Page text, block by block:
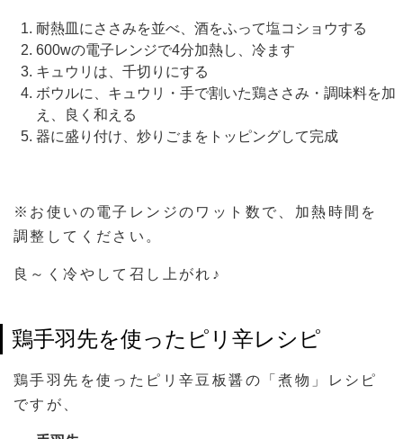
耐熱皿にささみを並べ、酒をふって塩コショウする
600wの電子レンジで4分加熱し、冷ます
キュウリは、千切りにする
ボウルに、キュウリ・手で割いた鶏ささみ・調味料を加
え、良く和える
器に盛り付け、炒りごまをトッピングして完成
※お使いの電子レンジのワット数で、加熱時間を
調整してください。
良～く冷やして召し上がれ♪
鶏手羽先を使ったピリ辛レシピ
鶏手羽先を使ったピリ辛豆板醤の「煮物」レシピ
ですが、